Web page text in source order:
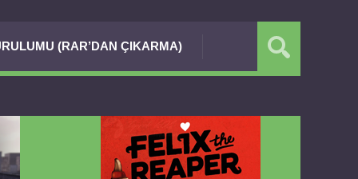
(RAR’DAN ÇIKARMA)